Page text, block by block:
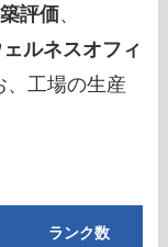
評価、
ルネスオフィ
、工場の生産
ランク数